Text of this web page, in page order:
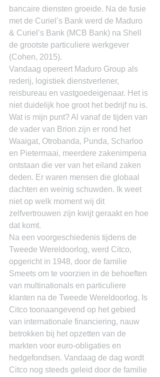
bancaire diensten groeide. Na de fusie
met de Curiel’s Bank werd de Maduro
& Curiel’s Bank (MCB Bank) na Shell
de grootste particuliere werkgever
(Cohen, 2015).
Vandaag opereert Maduro Group als
rederij, logistiek dienstverlener,
reisbureau en vastgoedeigenaar. Het is
niet duidelijk hoe groot het bedrijf nu is.
Wat is mijn punt? Al vanaf de tijden van
de vader van Brion zijn er rond het
Waaigat, Otrobanda, Punda, Scharloo
en Pietermaai, meerdere zakenimperia
ontstaan die ver van het eiland zaken
deden. Er waren mensen die globaal
dachten en weinig schuwden. Ik weet
niet op welk moment wij dit
zelfvertrouwen zijn kwijt geraakt en hoe
dat komt.
Na een voorgeschiedenis tijdens de
Tweede Wereldoorlog, werd Citco,
opgericht in 1948, door de familie
Smeets om te voorzien in de behoeften
van multinationals en particuliere
klanten na de Tweede Wereldoorlog. Is
Citco toonaangevend op het gebied
van internationale financiering, nauw
betrokken bij het opzetten van de
markten voor euro-obligaties en
hedgefondsen. Vandaag de dag wordt
Citco nog steeds geleid door de familie